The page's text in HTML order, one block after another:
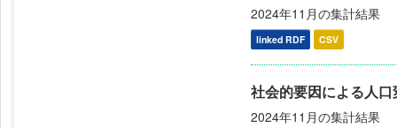
2024年11月の集計結果
linked RDF CSV
社会的要因による人
2024年11月の集計結果